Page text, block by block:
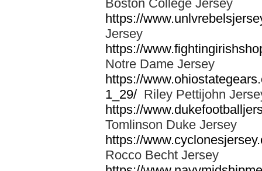
Boston College Jersey
https://
Jersey
https://
Notre Dame Jersey
https://
1_29/ Riley Pettijohn
https://
Tomlinson Duke Jersey
https://
Rocco Becht Jersey